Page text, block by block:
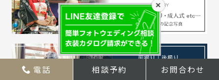
×
電話 相談予約 お問合わせ